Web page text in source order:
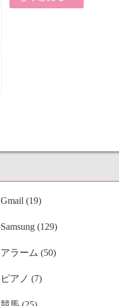
Gmail (19)
Samsung (129)
アラーム (50)
ピアノ (7)